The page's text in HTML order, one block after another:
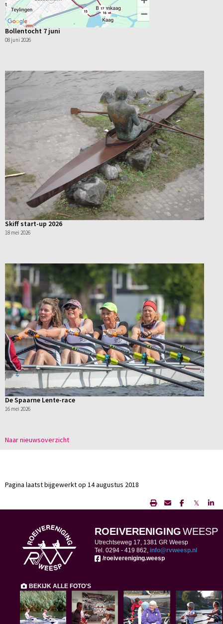
Bollentocht 7 juni
08 juni 2026
Skiff start-up 2026
18 mei 2026
De Spaarne Lente-race
16 mei 2026
Naar nieuwsoverzicht
Pagina laatst bijgewerkt op 14 augustus 2018
𝕏
ROEIVERENIGINGWEESP
Utrechtseweg 17, 1381 GR Weesp
Tel. 0294 - 419 862, ofni@rvweesp.nl
/roeivereniging.weesp
BEKIJK ALLE FOTO'S